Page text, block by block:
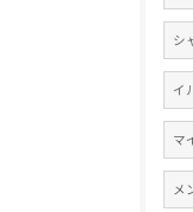
シ
イ
マ
メ